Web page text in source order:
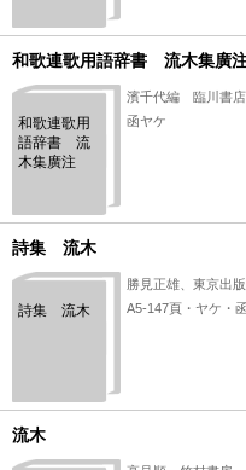
和歌連歌用語辞書 流木集廣
和歌連歌用
語辞書 流
木集廣注
濱千代編 臨川書店
函ヤケ
詩集 流木
詩集 流木
勝見正雄、東京出
A5-147頁・ヤケ・函
流木